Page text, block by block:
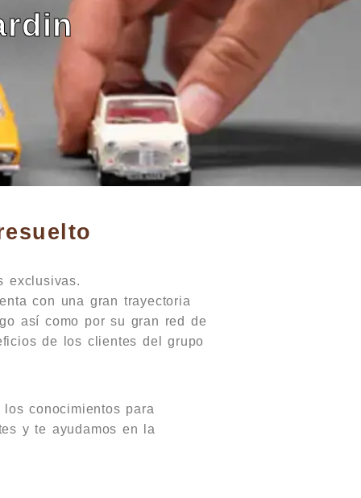
exclusivas.
con una gran trayectoria
así como por su gran red de
de los clientes del grupo
conocimientos para
y te ayudamos en la